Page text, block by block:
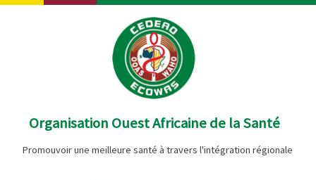
Aller
Organisation Ouest Africaine de la Santé
Promouvoir une meilleure santé à travers l'intégration régionale